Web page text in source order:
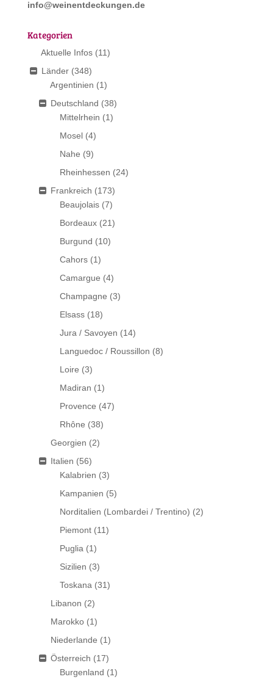
info@weinentdeckungen.de
Kategorien
Aktuelle Infos (11)
Länder (348)
Argentinien (1)
Deutschland (38)
Mittelrhein (1)
Mosel (4)
Nahe (9)
Rheinhessen (24)
Frankreich (173)
Beaujolais (7)
Bordeaux (21)
Burgund (10)
Cahors (1)
Camargue (4)
Champagne (3)
Elsass (18)
Jura / Savoyen (14)
Languedoc / Roussillon (8)
Loire (3)
Madiran (1)
Provence (47)
Rhône (38)
Georgien (2)
Italien (56)
Kalabrien (3)
Kampanien (5)
Norditalien (Lombardei / Trentino) (2)
Piemont (11)
Puglia (1)
Sizilien (3)
Toskana (31)
Libanon (2)
Marokko (1)
Niederlande (1)
Österreich (17)
Burgenland (1)